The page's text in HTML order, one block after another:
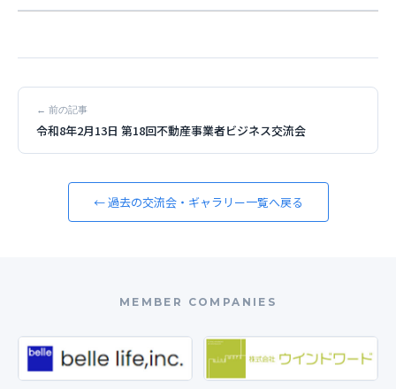
← 前の記事
令和8年2月13日 第18回不動産事業者ビジネス交流会
← 過去の交流会・ギャラリー一覧へ戻る
MEMBER COMPANIES